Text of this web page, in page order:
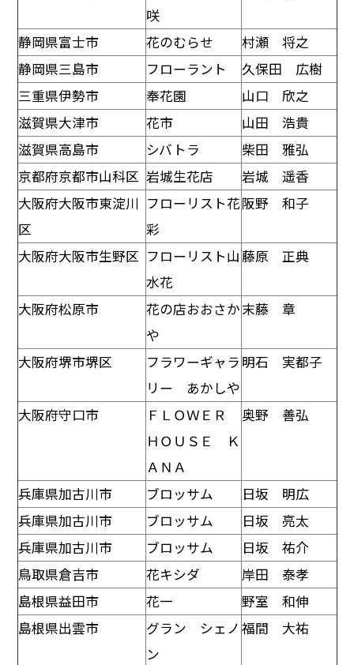
咲
静岡県富士市 花のむらせ
村瀬 将之
静岡県三島市
フローラント
久保田 広樹
三重県伊勢市
奉花園
山口 欣之
滋賀県大津市
花市
山田 浩貴
滋賀県高島市
シバトラ
柴田 雅弘
京都府京都市山科区 岩城生花店
岩城 遥香
大阪府大阪市東淀川
区
フローリスト花
彩
阪野 和子
大阪府大阪市生野区 フローリスト山
水花
藤原 正典
大阪府松原市
花の店おおさか
や
末藤 章
大阪府堺市堺区
フラワーギャラ
リー あかしや
明石 実都子
大阪府守口市
ＦＬＯＷＥＲ
ＨＯＵＳＥ Ｋ
ＡＮＡ
奥野 善弘
兵庫県加古川市 ブロッサム
日坂 明広
兵庫県加古川市
ブロッサム
日坂 亮太
兵庫県加古川市
ブロッサム
日坂 祐介
鳥取県倉吉市
花キシダ
岸田 泰孝
島根県益田市
花一
野室 和伸
島根県出雲市
グラン シェノ
ン
福間 大祐